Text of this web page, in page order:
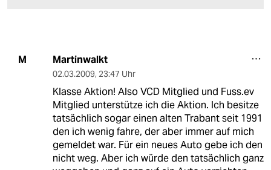
M Martinwalkt
02.03.2009, 23:47 Uhr
Klasse Aktion! Also VCD Mitglied und Fuss.ev
Mitglied unterstütze ich die Aktion. Ich besitze
tatsächlich sogar einen alten Trabant seit 1991
den ich wenig fahre, der aber immer auf mich
gemeldet war. Für ein neues Auto gebe ich den
nicht weg. Aber ich würde den tatsächlich ganz